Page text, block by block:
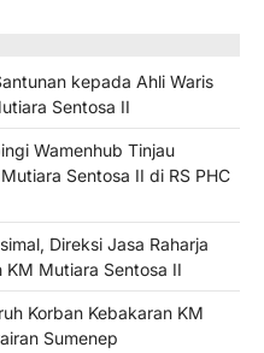
kepada Ahli Waris
Sentosa II
Wamenhub Tinjau
Sentosa II di RS PHC
Direksi Jasa Raharja
KM Mutiara Sentosa II
Korban Kebakaran KM
Sumenep